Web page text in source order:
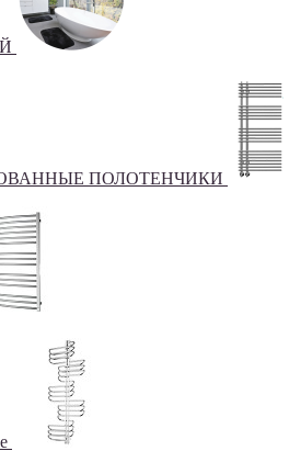
ПОЛОТЕНЧИКИ